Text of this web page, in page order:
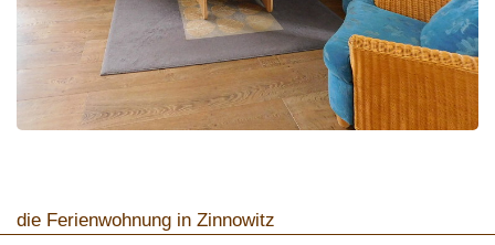
die Ferienwohnung in Zinnowitz